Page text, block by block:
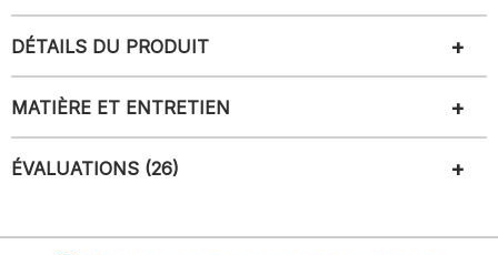
DÉTAILS DU PRODUIT
MATIÈRE ET ENTRETIEN
ÉVALUATIONS (26)